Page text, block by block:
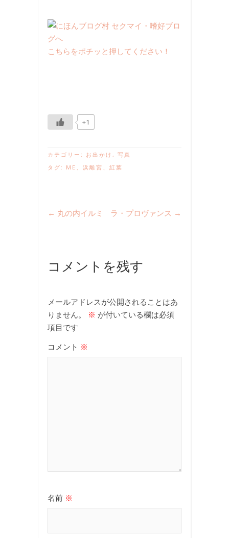
こちらをポチッと押してください！
+1
カテゴリー: お出かけ , 写真
タグ: ME 、 浜離宮 、 紅葉
← 丸の内イルミ ラ・プロヴァンス →
コメントを残す
メールアドレスが公開されることはあ
りません。
※ が付いている欄は必須
項目です
コメント ※
名前 ※